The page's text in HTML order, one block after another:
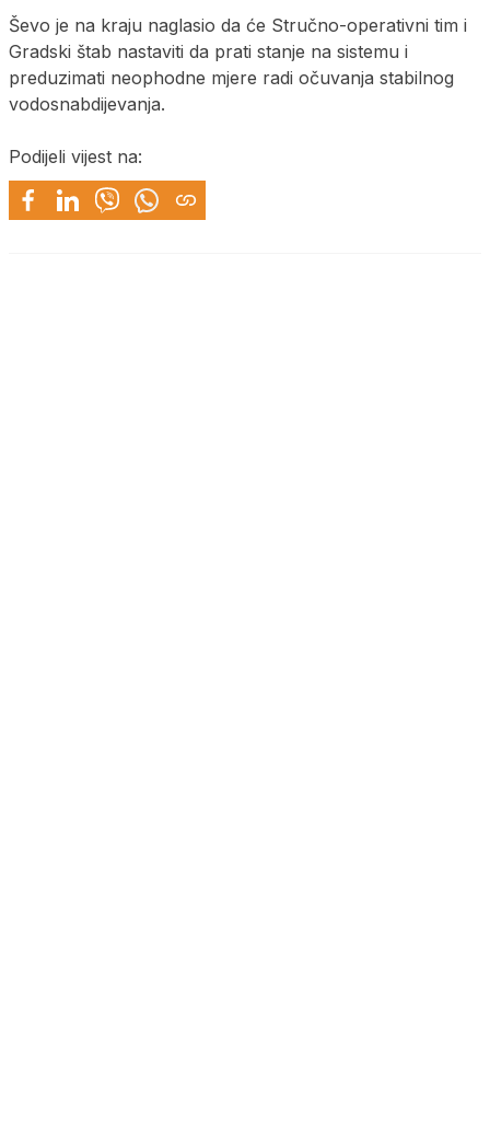
Ševo je na kraju naglasio da će Stručno-operativni tim i
Gradski štab nastaviti da prati stanje na sistemu i
preduzimati neophodne mjere radi očuvanja stabilnog
vodosnabdijevanja.
Podijeli vijest na: